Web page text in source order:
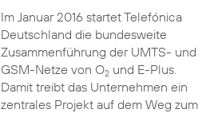
Im Januar 2016 startet Telefónica
Deutschland die bundesweite
Zusammenführung der UMTS- und
GSM-Netze von O2und E-Plus.
Damit treibt das Unternehmen ein
zentrales Projekt auf dem Weg zum